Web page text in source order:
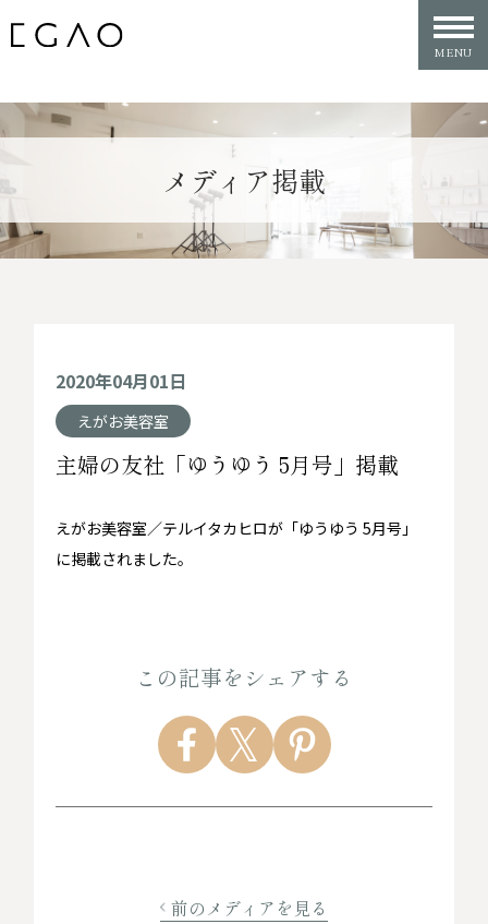
メディア掲載
2020年04月01日
えがお美容室
主婦の友社「ゆうゆう 5月号」掲載
えがお美容室／テルイタカヒロが「ゆうゆう 5月号」
に掲載されました。
この記事をシェアする
前のメディアを見る